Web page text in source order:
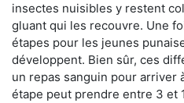
insectes nuisibles y restent
gluant qui les recouvre. Une
étapes pour les jeunes
développent. Bien sûr, ces
un repas sanguin pour arriver
étape peut prendre entre 3 et